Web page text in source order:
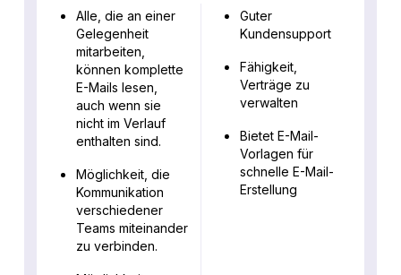
Alle, die an einer
Gelegenheit
mitarbeiten,
können komplette
E-Mails lesen,
auch wenn sie
nicht im Verlauf
enthalten sind.
Möglichkeit, die
Kommunikation
verschiedener
Teams miteinander
zu verbinden.
Guter
Kundensupport
Fähigkeit,
Verträge zu
verwalten
Bietet E-Mail-
Vorlagen für
schnelle E-Mail-
Erstellung